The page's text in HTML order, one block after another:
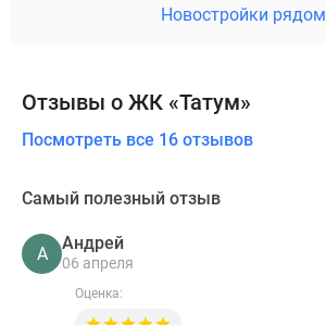
Новостройки рядом
Отзывы о ЖК «Татум»
Посмотреть все 16 отзывов
Самый полезный отзыв
А
Андрей
06 апреля
Оценка: